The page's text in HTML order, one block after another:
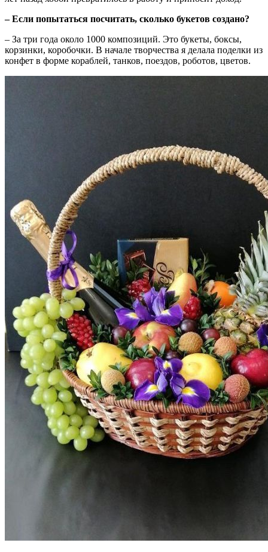
– Если попытаться посчитать, сколько букетов создано?
– За три года около 1000 композиций. Это букеты, боксы,
корзинки, коробочки. В начале творчества я делала поделки из
конфет в форме кораблей, танков, поездов, роботов, цветов.